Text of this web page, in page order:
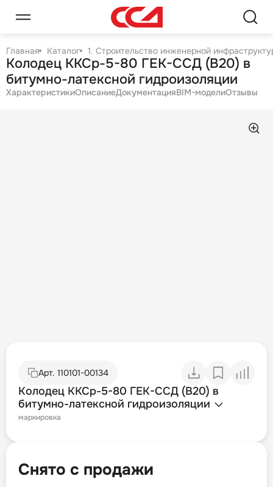
Главная Каталог 1. Строительство инженерной
Колодец ККСр-5-80 ГЕК-ССД (В20) в
битумно-латексной гидроизоляции
ХарактеристикиОписаниеДокументацияBIM-моделиОтзывы
Арт. 110101-00134
Колодец ККСр-5-80 ГЕК-ССД (В20) в
битумно-латексной гидроизоляции
маркировка
Снято с продажи